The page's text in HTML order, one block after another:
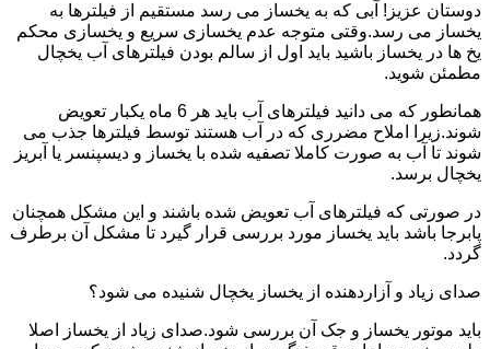
دوستان عزیز! آبی که به یخساز می رسد مستقیم از فیلترها به
یخساز می رسد.وقتی متوجه عدم یخسازی سریع و یخسازی محکم
یخ ها در یخساز باشید باید اول از سالم بودن فیلترهای آب یخچال
مطمئن شوید.
همانطور که می دانید فیلترهای آب باید هر 6 ماه یکبار تعویض
شوند.زیرا املاح مضرری که در آب هستند توسط فیلترها جذب می
شوند تا آب به صورت کاملا تصفیه شده با یخساز و دیسپنسر یا آبریز
یخچال برسد.
در صورتی که فیلترهای آب تعویض شده باشند و این مشکل همچنان
پابرجا باشد باید یخساز مورد بررسی قرار گیرد تا مشکل آن برطرف
گردد.
صدای زیاد و آزاردهنده از یخساز یخچال شنیده می شود؟
باید موتور یخساز و جک آن بررسی شود.صدای زیاد از یخساز اصلا